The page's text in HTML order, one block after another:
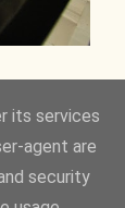
its services
agent are
security